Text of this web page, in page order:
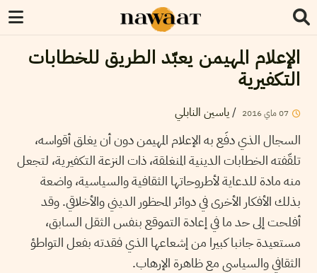
الإعلام المهيمن يعبّد الطريق للخطابات
التكفيرية
07ماي2016
/ياسين النابلي
السجال الذي دفَع به الإعلام المهيمن دون أن يغلق أقواسه،
تلقّفته الخطابات الدينية المنغلقة، ذات النزعة التكفيرية، لتجعل
منه مادة للدعاية لأطروحاتها الثقافية والسياسية، واضعة
بذلك الأفكار الأخرى في دوائر المحظور الديني والأخلاقي. وقد
أفلحت إلى حد ما في إعادة التموقع بنفس الثقل السابق،
مستعيدة جانبا كبيرا من إشعاعها الذي فقدته بفعل التواطؤ
الثقافي والسياسي مع ظاهرة الإرهاب.